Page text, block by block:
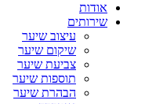
אודות
שירותים
עיצוב שיער
שיקום שיער
צביעת שיער
תוספות שיער
הבהרת שיער